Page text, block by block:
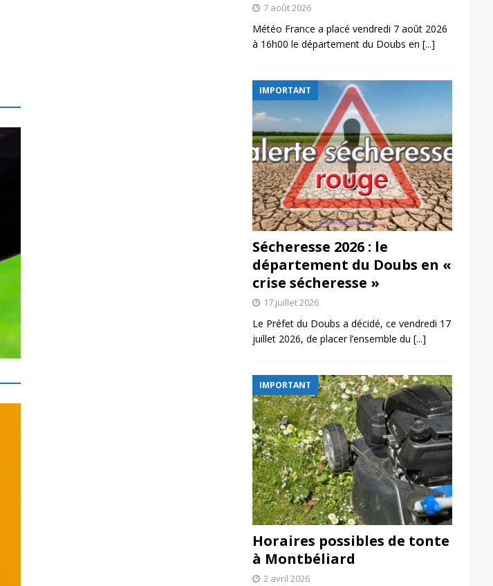
7 août 2026
Météo France a placé vendredi 7 août 2026
à 16h00 le département du Doubs en [...]
IMPORTANT
Sécheresse 2026 : le
département du Doubs en «
crise sécheresse »
17 juillet 2026
Le Préfet du Doubs a décidé, ce vendredi 17
juillet 2026, de placer l’ensemble du [...]
IMPORTANT
Horaires possibles de tonte
à Montbéliard
2 avril 2026